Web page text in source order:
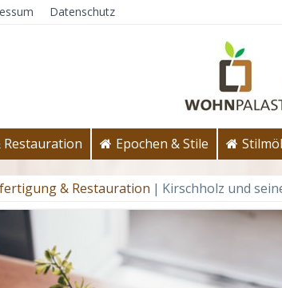
Datenschutz
Epochen & Stile
& Restauration | Kirschholz und